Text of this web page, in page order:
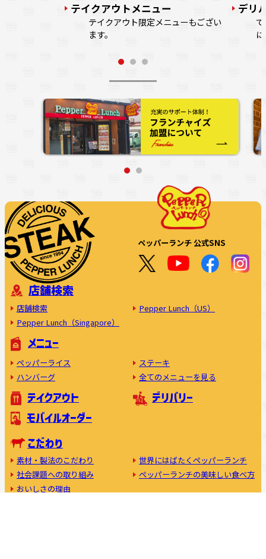
テイクアウトメニュー
テイクアウト限定メニューもござい
ます。
デリ
ペッパーランチ 公式SNS
店舗検索
店舗検索
Pepper Lunch（US）
Pepper Lunch（Singapore）
メニュー
ペッパーライス
ステーキ
ハンバーグ
全てのメニューを見る
テイクアウト
デリバリー
モバイルオーダー
こだわり
素材・製法のこだわり
世界にはばたくペッパーランチ
社会課題への取り組み
ペッパーランチの美味しい食べ方
おいしさの理由